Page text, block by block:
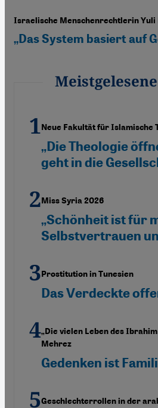
Israelische Menschenrechtlerin Yuli
„Das System basiert auf
Neue Fakultät für Islamische
„Die Theologie
geht in die
Miss Syria 2026
„Schönheit ist für
Selbstvertrauen
Prostitution in Tunesien
Das Verdeckte
„Die vielen Leben des
Mehrez
Gedenken ist
Geschlechterrollen in der